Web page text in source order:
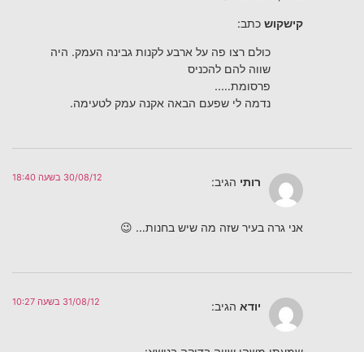
קישקוש כתב:
כולם רצו פה על ארבע לקנות גבינה העמק. היה
שווה להם להכניס
פרסומת…..
נדמה לי שפעם הבאה אקנה עמק לטעימה.
רותי הגיב: 30/08/12 בשעה 18:40
אני גרה בעיר שזה מה שיש בחנות… 😉
יודא הגיב: 31/08/12 בשעה 10:27